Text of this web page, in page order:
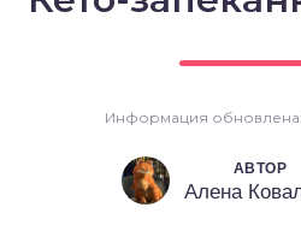
Информация
АВТОР
Алена